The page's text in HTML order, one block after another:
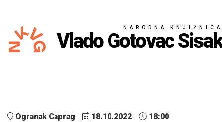
NARODNA KNJIŽNICA
Vlado Gotovac Sisak
Ogranak Caprag 18.10.2022 18:00